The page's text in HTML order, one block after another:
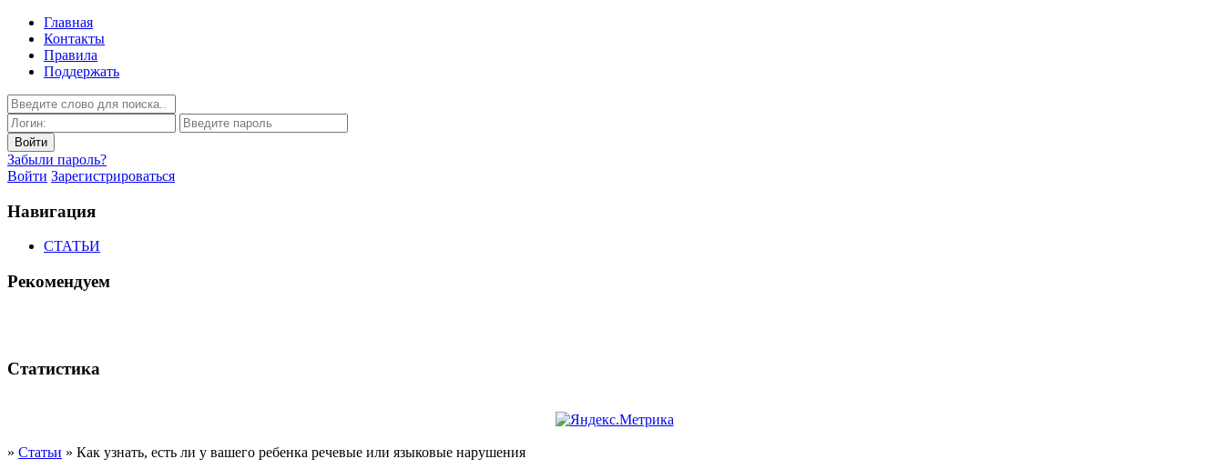
Главная
Контакты
Правила
Поддержать
Забыли пароль?
Войти Зарегистрироваться
Навигация
СТАТЬИ
Рекомендуем
Статистика
» Статьи » Как узнать, есть ли у вашего ребенка речевые или языковые нарушения